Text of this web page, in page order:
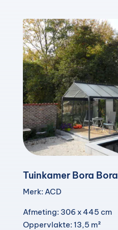
Tuinkamer Bora Bora
Merk: ACD
Afmeting: 306 x 445 cm
Oppervlakte: 13,5 m²